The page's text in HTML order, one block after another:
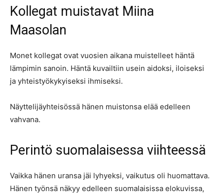
Kollegat muistavat Miina
Maasolan
Monet kollegat ovat vuosien aikana muistelleet häntä
lämpimin sanoin. Häntä kuvailtiin usein aidoksi, iloiseksi
ja yhteistyökykyiseksi ihmiseksi.
Näyttelijäyhteisössä hänen muistonsa elää edelleen
vahvana.
Perintö suomalaisessa viihteessä
Vaikka hänen uransa jäi lyhyeksi, vaikutus oli huomattava.
Hänen työnsä näkyy edelleen suomalaisissa elokuvissa,